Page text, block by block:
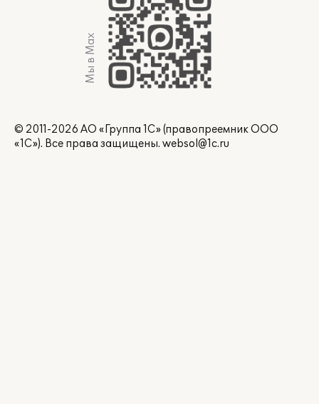
Мы в Max
© 2011-2026 АО «Группа 1С» (правопреемник ООО
«1С»). Все права защищены. websol@1c.ru